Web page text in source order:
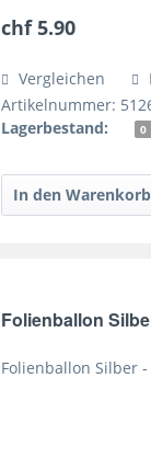
chf 5.90
Vergleichen
Artikelnummer:
Lagerbestand:
0
Folienballon
Folienballon Silber